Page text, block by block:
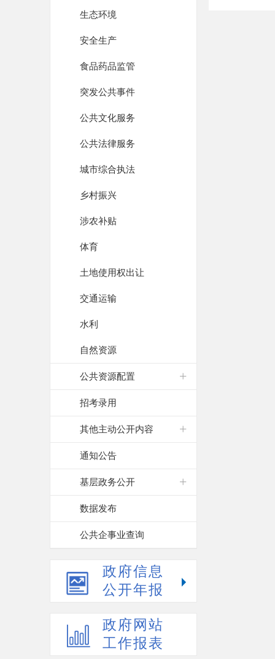
生态环境
安全生产
食品药品监管
突发公共事件
公共文化服务
公共法律服务
城市综合执法
乡村振兴
涉农补贴
体育
土地使用权出让
交通运输
水利
自然资源
公共资源配置
招考录用
其他主动公开内容
通知公告
基层政务公开
数据发布
公共企事业查询
政府信息
公开年报
政府网站
工作报表